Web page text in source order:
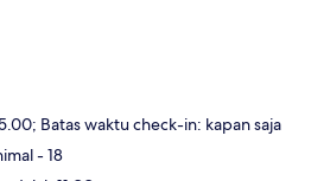
Batas waktu check-in: kapan saja
- 18